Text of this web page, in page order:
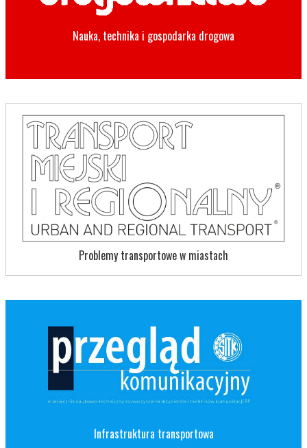
Nauka, technika i gospodarka drogowa
Problemy transportowe w miastach
Infrastruktura transportowa